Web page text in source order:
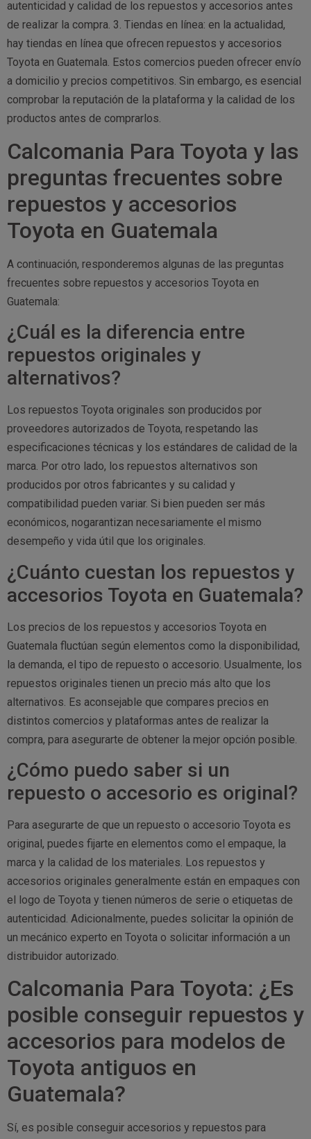
autenticidad y calidad de los repuestos y accesorios antes
de realizar la compra. 3. Tiendas en línea: en la actualidad,
hay tiendas en línea que ofrecen repuestos y accesorios
Toyota en Guatemala. Estos comercios pueden ofrecer envío
a domicilio y precios competitivos. Sin embargo, es esencial
comprobar la reputación de la plataforma y la calidad de los
productos antes de comprarlos.
Calcomania Para Toyota y las
preguntas frecuentes sobre
repuestos y accesorios
Toyota en Guatemala
A continuación, responderemos algunas de las preguntas
frecuentes sobre repuestos y accesorios Toyota en
Guatemala:
¿Cuál es la diferencia entre
repuestos originales y
alternativos?
Los repuestos Toyota originales son producidos por
proveedores autorizados de Toyota, respetando las
especificaciones técnicas y los estándares de calidad de la
marca. Por otro lado, los repuestos alternativos son
producidos por otros fabricantes y su calidad y
compatibilidad pueden variar. Si bien pueden ser más
económicos, nogarantizan necesariamente el mismo
desempeño y vida útil que los originales.
¿Cuánto cuestan los repuestos y
accesorios Toyota en Guatemala?
Los precios de los repuestos y accesorios Toyota en
Guatemala fluctúan según elementos como la disponibilidad,
la demanda, el tipo de repuesto o accesorio. Usualmente, los
repuestos originales tienen un precio más alto que los
alternativos. Es aconsejable que compares precios en
distintos comercios y plataformas antes de realizar la
compra, para asegurarte de obtener la mejor opción posible.
¿Cómo puedo saber si un
repuesto o accesorio es original?
Para asegurarte de que un repuesto o accesorio Toyota es
original, puedes fijarte en elementos como el empaque, la
marca y la calidad de los materiales. Los repuestos y
accesorios originales generalmente están en empaques con
el logo de Toyota y tienen números de serie o etiquetas de
autenticidad. Adicionalmente, puedes solicitar la opinión de
un mecánico experto en Toyota o solicitar información a un
distribuidor autorizado.
Calcomania Para Toyota: ¿Es
posible conseguir repuestos y
accesorios para modelos de
Toyota antiguos en
Guatemala?
Sí, es posible conseguir accesorios y repuestos para